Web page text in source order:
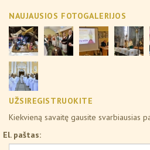
NAUJAUSIOS FOTOGALERIJOS
UŽSIREGISTRUOKITE
Kiekvieną savaitę gausite svarbiausias
El. paštas: